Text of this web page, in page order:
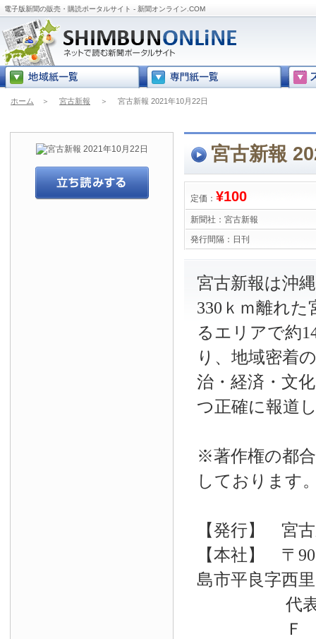
電子版新聞の販売・購読ポータルサイト - 新聞オンライン.COM
ホーム ＞ 宮古新報 ＞ 宮古新報 2021年10月22日
宮古新報
定価： ¥100
新聞社： 宮古新報
発行間隔： 日刊
宮古新報は沖
330ｋｍ離れ
るエリアで約
り、地域密着
治・経済・文
つ正確に報道
※著作権の都
しております
【発行】 宮
【本社】 〒
島市平良字西
代表電話
Ｆ Ａ